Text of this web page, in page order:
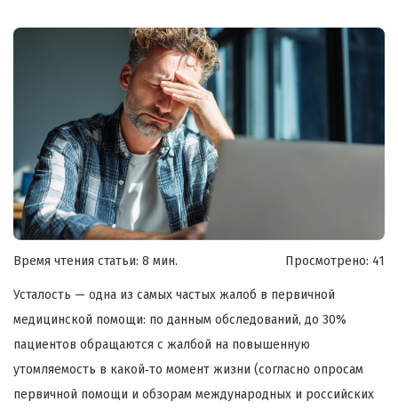
Время чтения статьи: 8 мин. Просмотрено: 41
Усталость — одна из самых частых жалоб в первичной
медицинской помощи: по данным обследований, до 30%
пациентов обращаются с жалбой на повышенную
утомляемость в какой‑то момент жизни (согласно опросам
первичной помощи и обзорам международных и российских
Я согласен наобработку моих персональных данных